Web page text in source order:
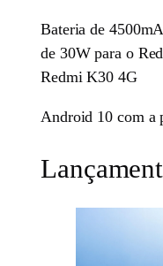
Bateria de
de 30W para o
Redmi K30 4G
Android 10 com a